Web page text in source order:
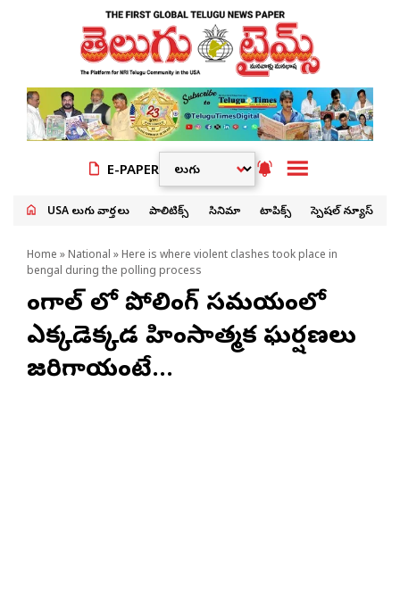
E-PAPER
USA తెలుగు వార్తలు పాలిటిక్స్ సినిమా టాపిక్స్ స్పెషల్ న్యూస్
Home » National » Here is where violent clashes took place in
bengal during the polling process
బెంగాల్ లో పోలింగ్ సమయంలో
ఎక్కడెక్కడ హింసాత్మక ఘర్షణలు
జరిగాయంటే…